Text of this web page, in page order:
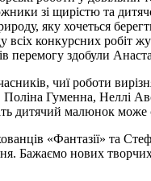
зі щирістю та
яку хочеться
всіх конкурсних робіт
перемогу здобули
чиї роботи
Поліна Гуменна, Неллі
дитячий малюнок може
«Фантазії» та
Бажаємо нових